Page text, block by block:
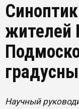
жителей
Научный